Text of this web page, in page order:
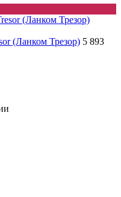
(Ланком Трезор) 5 893